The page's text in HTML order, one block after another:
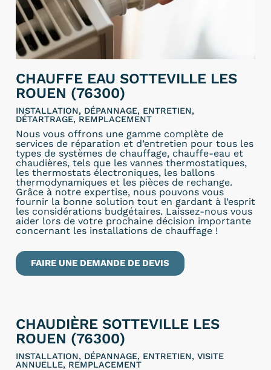
CHAUFFE EAU SOTTEVILLE LES
ROUEN (76300)
INSTALLATION, DÉPANNAGE, ENTRETIEN,
DÉTARTRAGE, REMPLACEMENT
Nous vous offrons une gamme complète de
services de réparation et d’entretien pour tous les
types de systèmes de chauffage, chauffe-eau et
chaudières, tels que les vannes thermostatiques,
les thermostats électroniques, les ballons
thermodynamiques et les pièces de rechange.
Grâce à notre expertise, nous pouvons vous
fournir la bonne solution tout en gardant à l’esprit
les considérations budgétaires. Laissez-nous vous
aider lors de votre prochaine décision importante
concernant les installations de chauffage !
FAIRE UNE DEMANDE DE DEVIS
CHAUDIÈRE SOTTEVILLE LES
ROUEN (76300)
INSTALLATION, DÉPANNAGE, ENTRETIEN, VISITE
ANNUELLE, REMPLACEMENT